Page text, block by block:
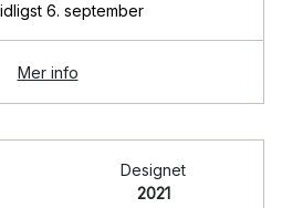
6. september
Mer info
Designet
2021